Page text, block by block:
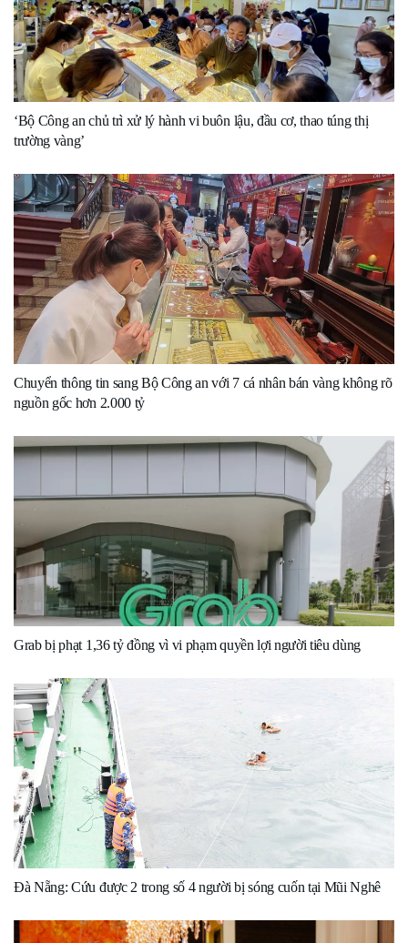
‘Bộ Công an chủ trì xử lý hành vi buôn lậu, đầu cơ, thao túng thị
trường vàng’
Chuyển thông tin sang Bộ Công an với 7 cá nhân bán vàng không rõ
nguồn gốc hơn 2.000 tỷ
Grab bị phạt 1,36 tỷ đồng vì vi phạm quyền lợi người tiêu dùng
Đà Nẵng: Cứu được 2 trong số 4 người bị sóng cuốn tại Mũi Nghê